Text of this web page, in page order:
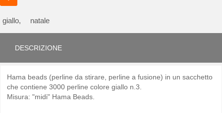
giallo, natale
DESCRIZIONE
Hama beads (perline da stirare, perline a fusione) in un sacchetto
che contiene 3000 perline colore giallo n.3.
Misura: "midi" Hama Beads.